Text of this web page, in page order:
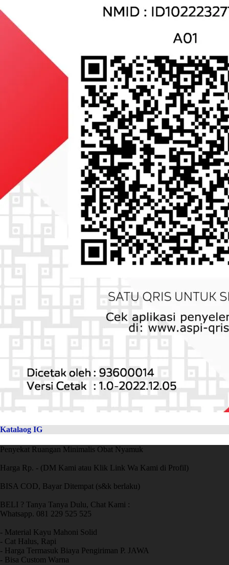
Katalaog IG
Penyekat Ruangan Minimalis Obat Nyamuk
Harga Rp. - (DM Kami atau Klik Link Wa Kami di Profil)
BISA COD, Bayar Ditempat (s&k berlaku)
BELI ? Tanya Tanya Dulu, Chat Kami :
Whatsapp. 081 229 525 525
- Material Kayu Mahoni Solid
- Cat Halus, Rapi
- Harga Termasuk Biaya Pengiriman P. JAWA
- Bisa Custom Warna